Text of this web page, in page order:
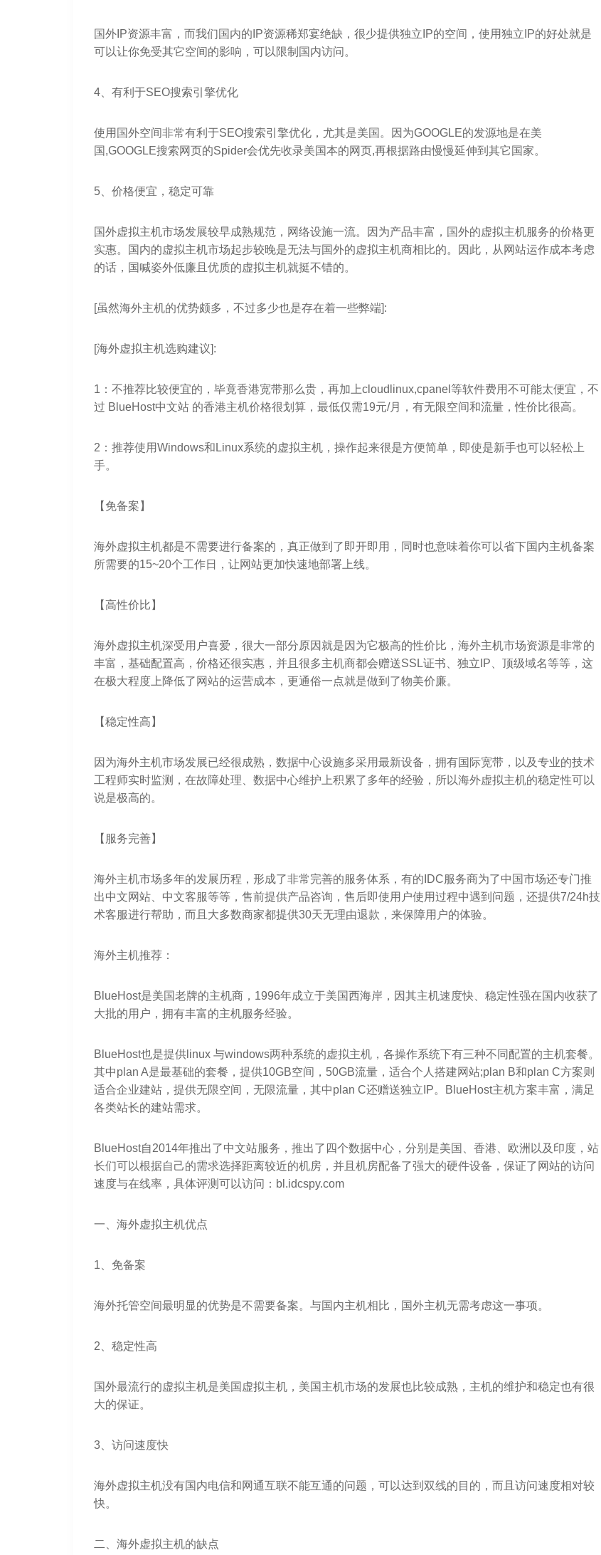
国外IP资源丰富，而我们国内的IP资源稀郑宴绝缺，很少提供独立IP的空间，使用独立IP的好处就是
可以让你免受其它空间的影响，可以限制国内访问。
4、有利于SEO搜索引擎优化
使用国外空间非常有利于SEO搜索引擎优化，尤其是美国。因为GOOGLE的发源地是在美
国,GOOGLE搜索网页的Spider会优先收录美国本的网页,再根据路由慢慢延伸到其它国家。
5、价格便宜，稳定可靠
国外虚拟主机市场发展较早成熟规范，网络设施一流。因为产品丰富，国外的虚拟主机服务的价格更
实惠。国内的虚拟主机市场起步较晚是无法与国外的虚拟主机商相比的。因此，从网站运作成本考虑
的话，国喊姿外低廉且优质的虚拟主机就挺不错的。
[虽然海外主机的优势颇多，不过多少也是存在着一些弊端]:
[海外虚拟主机选购建议]:
1：不推荐比较便宜的，毕竟香港宽带那么贵，再加上cloudlinux,cpanel等软件费用不可能太便宜，不
过 BlueHost中文站 的香港主机价格很划算，最低仅需19元/月，有无限空间和流量，性价比很高。
2：推荐使用Windows和Linux系统的虚拟主机，操作起来很是方便简单，即使是新手也可以轻松上
手。
【免备案】
海外虚拟主机都是不需要进行备案的，真正做到了即开即用，同时也意味着你可以省下国内主机备案
所需要的15~20个工作日，让网站更加快速地部署上线。
【高性价比】
海外虚拟主机深受用户喜爱，很大一部分原因就是因为它极高的性价比，海外主机市场资源是非常的
丰富，基础配置高，价格还很实惠，并且很多主机商都会赠送SSL证书、独立IP、顶级域名等等，这
在极大程度上降低了网站的运营成本，更通俗一点就是做到了物美价廉。
【稳定性高】
因为海外主机市场发展已经很成熟，数据中心设施多采用最新设备，拥有国际宽带，以及专业的技术
工程师实时监测，在故障处理、数据中心维护上积累了多年的经验，所以海外虚拟主机的稳定性可以
说是极高的。
【服务完善】
海外主机市场多年的发展历程，形成了非常完善的服务体系，有的IDC服务商为了中国市场还专门推
出中文网站、中文客服等等，售前提供产品咨询，售后即使用户使用过程中遇到问题，还提供7/24h技
术客服进行帮助，而且大多数商家都提供30天无理由退款，来保障用户的体验。
海外主机推荐：
BlueHost是美国老牌的主机商，1996年成立于美国西海岸，因其主机速度快、稳定性强在国内收获了
大批的用户，拥有丰富的主机服务经验。
BlueHost也是提供linux 与windows两种系统的虚拟主机，各操作系统下有三种不同配置的主机套餐。
其中plan A是最基础的套餐，提供10GB空间，50GB流量，适合个人搭建网站;plan B和plan C方案则
适合企业建站，提供无限空间，无限流量，其中plan C还赠送独立IP。BlueHost主机方案丰富，满足
各类站长的建站需求。
BlueHost自2014年推出了中文站服务，推出了四个数据中心，分别是美国、香港、欧洲以及印度，站
长们可以根据自己的需求选择距离较近的机房，并且机房配备了强大的硬件设备，保证了网站的访问
速度与在线率，具体评测可以访问：bl.idcspy.com
一、海外虚拟主机优点
1、免备案
海外托管空间最明显的优势是不需要备案。与国内主机相比，国外主机无需考虑这一事项。
2、稳定性高
国外最流行的虚拟主机是美国虚拟主机，美国主机市场的发展也比较成熟，主机的维护和稳定也有很
大的保证。
3、访问速度快
海外虚拟主机没有国内电信和网通互联不能互通的问题，可以达到双线的目的，而且访问速度相对较
快。
二、海外虚拟主机的缺点